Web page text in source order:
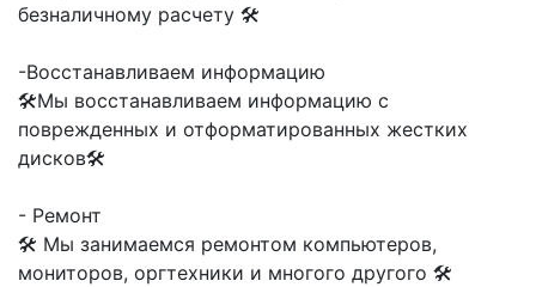
безналичному расчету 🛠
-Восстанавливаем информацию
🛠Мы восстанавливаем информацию с
поврежденных и отформатированных жестких
дисков🛠
- Ремонт
🛠 Мы занимаемся ремонтом компьютеров,
мониторов, оргтехники и многого другого 🛠